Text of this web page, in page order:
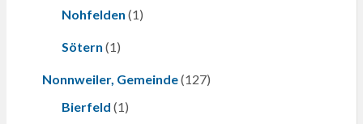
Nohfelden (1)
Sötern (1)
Nonnweiler, Gemeinde(127)
Bierfeld (1)